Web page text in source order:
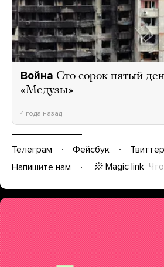
Война Сто сорок пятый
«Медузы»
4 года назад
Телеграм Фейсбук Твиттер
Напишите нам
Magic link